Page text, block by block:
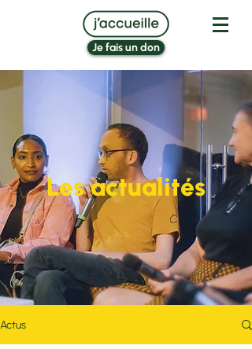
Je fais un don
Les actualités
Actus